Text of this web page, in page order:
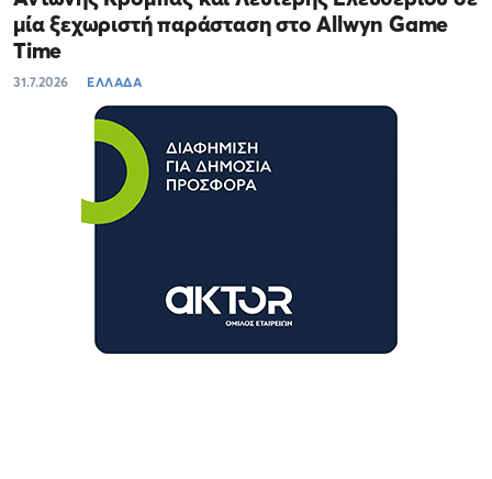
μία ξεχωριστή παράσταση στο Allwyn Game
Time
31.7.2026 ΕΛΛΑΔΑ